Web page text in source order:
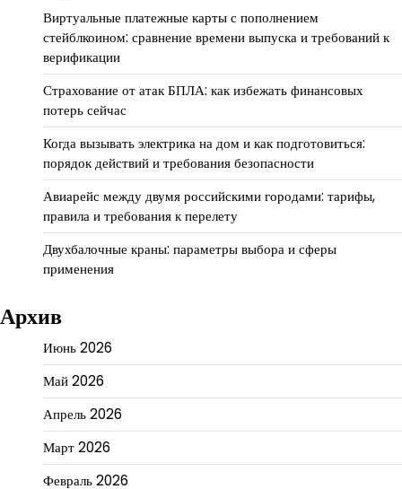
Виртуальные платежные карты с пополнением
стейблкоином: сравнение времени выпуска и требований к
верификации
Страхование от атак БПЛА: как избежать финансовых
потерь сейчас
Когда вызывать электрика на дом и как подготовиться:
порядок действий и требования безопасности
Авиарейс между двумя российскими городами: тарифы,
правила и требования к перелету
Двухбалочные краны: параметры выбора и сферы
применения
Архив
Июнь 2026
Май 2026
Апрель 2026
Март 2026
Февраль 2026